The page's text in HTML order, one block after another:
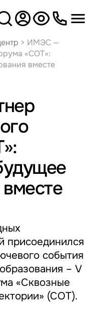
Версия
для слабовидящих
> ИМЭС —
«СОТ»:
вместе
присоединился
события
– V
«Сквозные
(СОТ).